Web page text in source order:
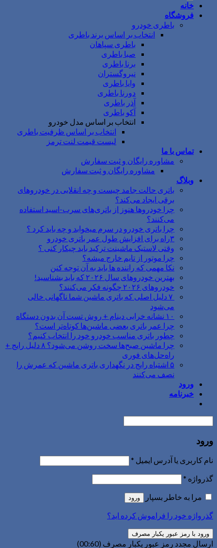
خانه
فروشگاه
باطری خودرو
انتخاب بر اساس برند باطری
باطری سپاهان
صبا باطری
برنا باطری
نیروگستران
وایا باطری
دورنا باطری
آذر باطری
آکو باطری
انتخاب بر اساس مدل خودرو
انتخاب بر اساس ظرفیت باطری
لیست قیمت لنت ترمز
تماس با ما
مشاوره رایگان و ثبت سفارش
مشاوره رایگان و ثبت سفارش
وبلاگ
باتری حالت جامد چیست و چه انقلابی در خودروهای
برقی ایجاد می‌کند؟
چرا خودروها هنوز از باتری‌های سرب-اسید استفاده
می‌کنند؟
چرا باتری خودرو در سرم میخوابد و چه باید کرد ؟
۳راه برای افزایش طول عمر باتری خودرو
وقتی لاستیک ماشینت ترکید باید چیکار کنی ؟
چرا موتور از تایم خارج میشه؟
نکا مهمی که راننده ها باید به آن توجه کنن
بهترین خودروهای سال ۲۰۲۶ که باید بشناسید!
خودروهای ۲۰۲۶ چگونه فکر می‌کنند؟
۷ دلیل اصلی که باتری ماشین شما ناگهانی خالی
می‌شود
۱۰ نشانه خرابی دینام + روش تست آن بدون دستگاه
چرا عمر باتری بعضی ماشین‌ها کوتاه‌تر است؟
چطور باتری مناسب خودرو خود را انتخاب کنیم؟
چرا ماشین صبح‌ها سخت روشن می‌شود؟ ۸ دلیل رایج +
راه‌حل‌های فوری
۵ اشتباه رایج در نگهداری باتری ماشین که عمرش را
نصف می‌کنند
ورود
خبرنامه
ورود
نام کاربری یا آدرس ایمیل *
گذرواژه *
مرا به خاطر بسپار
ورود
گذرواژه خود را فراموش کرده اید؟
ورود با رمز عبور یکبار مصرف
ارسال مجدد رمز عبور یکبار مصرف (00:
60
)